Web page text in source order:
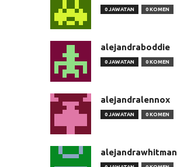
0 JAWATAN 0 KOMEN
alejandraboddie
0 JAWATAN 0 KOMEN
alejandralennox
0 JAWATAN 0 KOMEN
alejandrawhitman